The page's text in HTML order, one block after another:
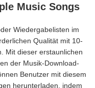
Music Songs
Wiedergabelisten im
Qualität mit 10-
Mit dieser erstaunlichen
der Musik-Download-
Benutzer mit diesem
herunterladen, indem